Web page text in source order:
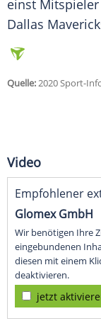
einst
Dallas
Quelle:2020 Sport-
Video
Empfohlener
Glomex GmbH
Wir benötigen Ihre
eingebundenen
diesen mit einem
deaktivieren.
jetzt